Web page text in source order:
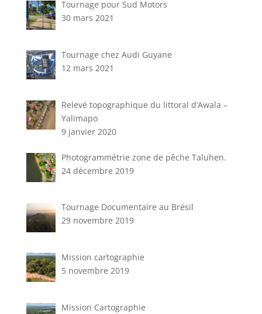
Tournage pour Sud Motors
30 mars 2021
Tournage chez Audi Guyane
12 mars 2021
Relevé topographique du littoral d’Awala –
Yalimapo
9 janvier 2020
Photogrammétrie zone de pêche Taluhen.
24 décembre 2019
Tournage Documentaire au Brésil
29 novembre 2019
Mission cartographie
5 novembre 2019
Mission Cartographie